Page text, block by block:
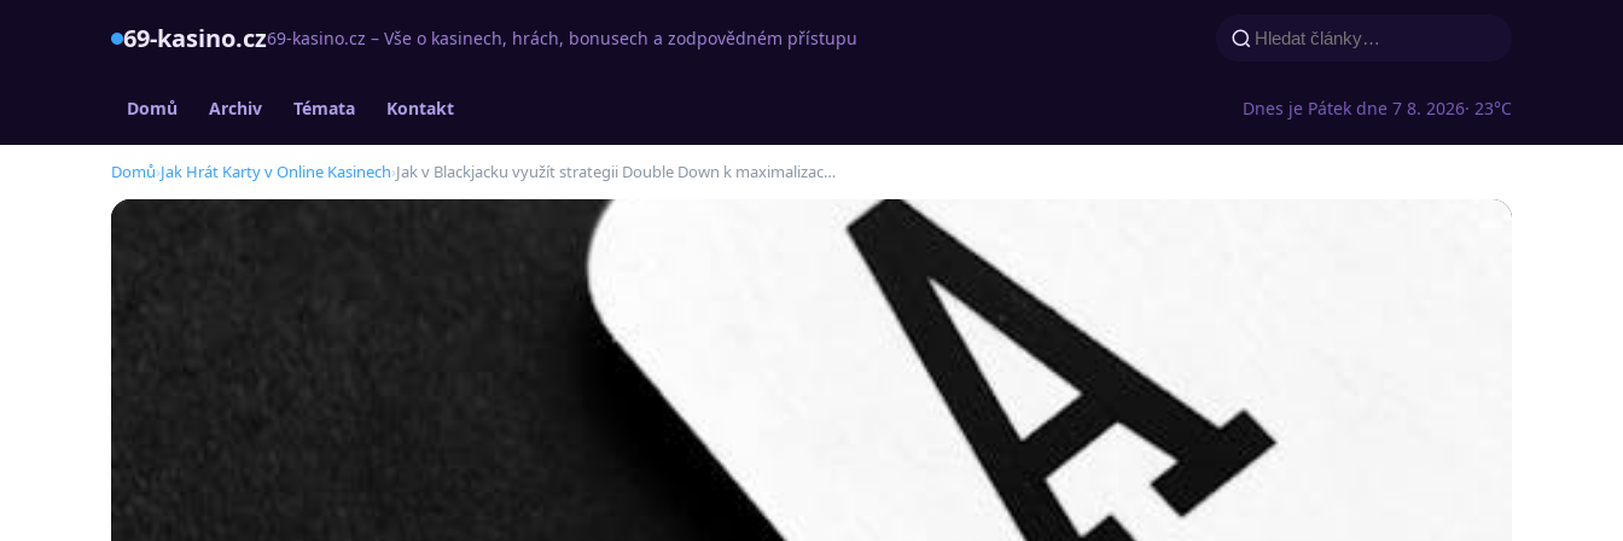
69-kasino.cz69-kasino.cz – Vše o kasinech, hrách, bonusech a zodpovědném přístupu
Domů Archiv Témata Kontakt Dnes je Pátek dne 7 8. 2026· 23°C
Domů›Jak Hrát Karty v Online Kasinech›Jak v Blackjacku využít strategii Double Down k maximalizac…